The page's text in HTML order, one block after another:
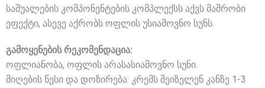
საშუალების კომპონენტების კომპლექსს აქვს მაშრობი
ეფექტი, ასევე აქრობს ოფლის უსიამოვნო სუნს.
გამოყენების რეკომენდაცია:
ოფლიანობა, ოფლის არასასიამოვნო სუნი.
მიღების წესი და დოზირება: კრემს შეიზელენ კანზე 1-3